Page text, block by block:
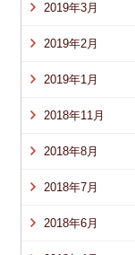
2019年3月
2019年2月
2019年1月
2018年11月
2018年8月
2018年7月
2018年6月